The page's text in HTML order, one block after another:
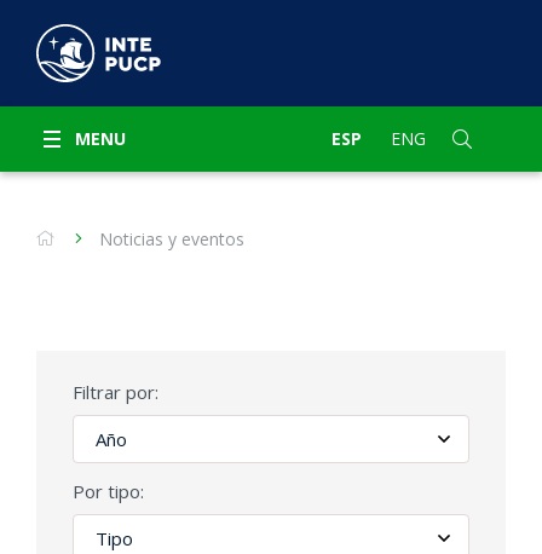
MENU ESP ENG
Noticias y eventos
Filtrar por:
Por tipo: